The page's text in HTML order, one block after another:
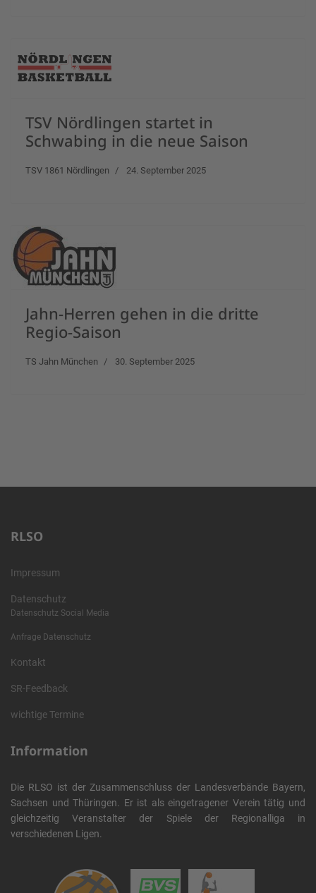
TSV Nördlingen startet in
Schwabing in die neue Saison
TSV 1861 Nördlingen 24. September 2025
Jahn-Herren gehen in die dritte
Regio-Saison
TS Jahn München 30. September 2025
RLSO
Impressum
Datenschutz
Datenschutz Social Media
Anfrage Datenschutz
Kontakt
SR-Feedback
wichtige Termine
Information
Die RLSO ist der Zusammenschluss der Landesverbände Bayern,
Sachsen und Thüringen. Er ist als eingetragener Verein tätig und
gleichzeitig Veranstalter der Spiele der Regionalliga in
verschiedenen Ligen.